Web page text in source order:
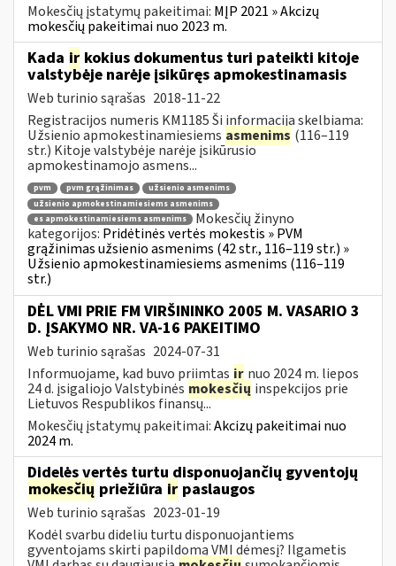
Mokesčių įstatymų pakeitimai: MĮP 2021 » Akcizų
mokesčių pakeitimai nuo 2023 m.
Kada ir kokius dokumentus turi pateikti kitoje
valstybėje narėje įsikūręs apmokestinamasis
Web turinio sąrašas 2018-11-22
Registracijos numeris KM1185 Ši informacija skelbiama:
Užsienio apmokestinamiesiems asmenims (116–119
str.) Kitoje valstybėje narėje įsikūrusio
apmokestinamojo asmens...
pvm pvm grąžinimas
užsienio asmenims
užsienio apmokestinamiesiems asmenims
es apmokestinamiesiems asmenims
Mokesčių žinyno
kategorijos: Pridėtinės vertės mokestis » PVM
grąžinimas užsienio asmenims (42 str., 116–119 str.) »
Užsienio apmokestinamiesiems asmenims (116–119
str.)
DĖL VMI PRIE FM VIRŠININKO 2005 M. VASARIO 3
D. ĮSAKYMO NR. VA-16 PAKEITIMO
Web turinio sąrašas 2024-07-31
Informuojame, kad buvo priimtas ir nuo 2024 m. liepos
24 d. įsigaliojo Valstybinės mokesčių inspekcijos prie
Lietuvos Respublikos finansų...
Mokesčių įstatymų pakeitimai:Akcizų pakeitimai nuo
2024 m.
Didelės vertės turtu disponuojančių gyventojų
mokesčių priežiūra ir paslaugos
Web turinio sąrašas 2023-01-19
Kodėl svarbu dideliu turtu disponuojantiems
gyventojams skirti papildomą VMI dėmesį? Ilgametis